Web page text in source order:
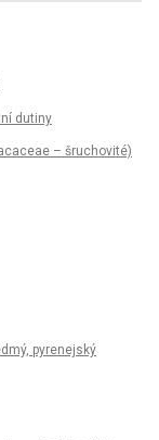
dutiny
– šruchovité)
pyrenejský